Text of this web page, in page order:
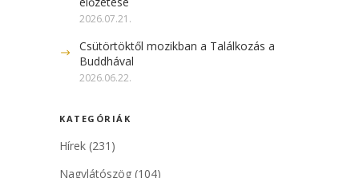
2026.07.21.
Csütörtöktől mozikban a Találkozás a
Buddhával
2026.06.22.
KATEGÓRIÁK
Hírek (231)
Nagylátószög (104)